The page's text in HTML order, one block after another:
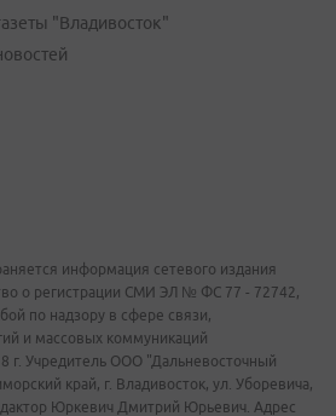
"Владивосток"
информация сетевого издания
о регистрации СМИ ЭЛ № ФС 77 - 72742,
по надзору в сфере связи,
и массовых коммуникаций
г. Учредитель ООО "Дальневосточный
край, г. Владивосток, ул. Уборевича,
Юркевич Дмитрий Юрьевич. Адрес